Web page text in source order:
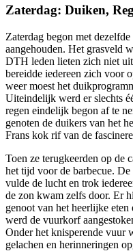
Zaterdag: Duiken,
Zaterdag begon met
aangehouden. Het grasveld
DTH leden lieten zich niet
bereidde iedereen zich voor
weer moest het
Uiteindelijk werd er slechts
regen eindelijk begon af te
genoten de duikers van het
Frans kok rif van de
Toen ze terugkeerden op de
het tijd voor de barbecue.
vulde de lucht en trok
de zon kwam zelfs door. Er
genoot van het heerlijke
werd de vuurkorf
Onder het knisperende vuur
gelachen en herinneringen